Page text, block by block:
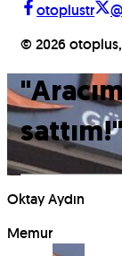
otoplustr
© 2026 otoplus,
"
sattım!"
Oktay Aydın
Memur